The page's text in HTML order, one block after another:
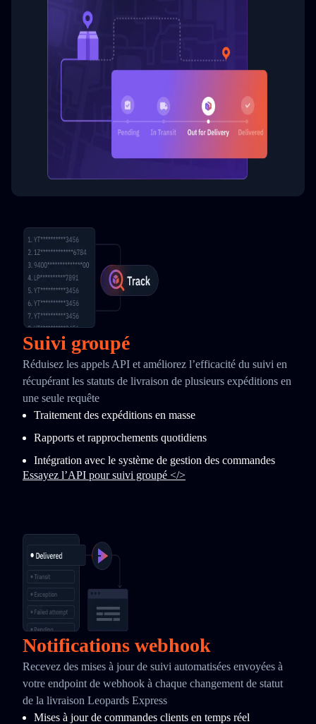
Suivi groupé
Réduisez les appels API et améliorez l’efficacité du suivi en
récupérant les statuts de livraison de plusieurs expéditions en
une seule requête
Traitement des expéditions en masse
Rapports et rapprochements quotidiens
Intégration avec le système de gestion des commandes
Essayez l’API pour suivi groupé </>
Notifications webhook
Recevez des mises à jour de suivi automatisées envoyées à
votre endpoint de webhook à chaque changement de statut
de la livraison Leopards Express
Mises à jour de commandes clients en temps réel